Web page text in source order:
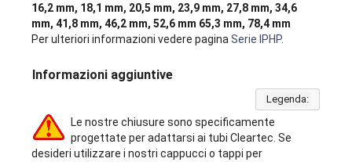
16,2 mm, 18,1 mm, 20,5 mm, 23,9 mm, 27,8 mm, 34,6
mm, 41,8 mm, 46,2 mm, 52,6 mm 65,3 mm, 78,4 mm
Per ulteriori informazioni vedere paginaSerie IPHP.
Informazioni aggiuntive
Legenda:
Le nostre chiusure sono specificamente
progettate per adattarsi ai tubi Cleartec. Se
desideri utilizzare i nostri cappucci o tappi per